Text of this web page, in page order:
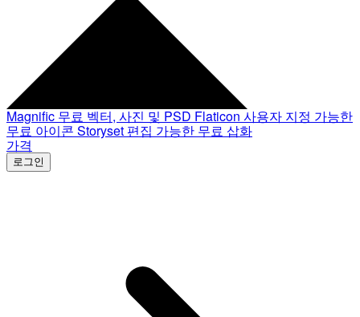
Magnific 무료 벡터, 사진 및 PSD Flaticon 사용자 지정 가능한
무료 아이콘 Storyset 편집 가능한 무료 삽화
가격
로그인